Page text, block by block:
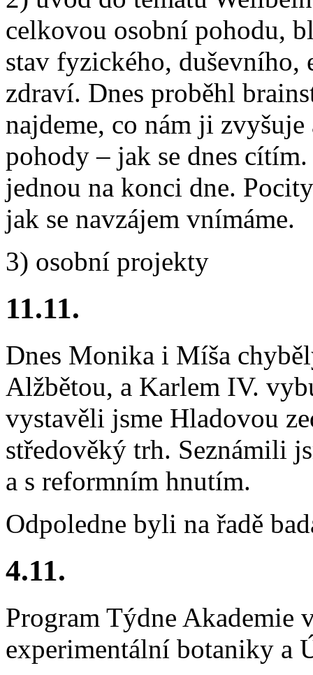
celkovou osobní pohodu,
stav fyzického, duševního,
zdraví. Dnes proběhl
najdeme, co nám ji
pohody – jak se dnes
jednou na konci dne.
jak se navzájem vnímáme.
3) osobní projekty
11.11.
Dnes Monika i Míša
Alžbětou, a Karlem IV.
vystavěli jsme Hladovou
středověký trh. Seznámili
a s reformním hnutím.
Odpoledne byli na řadě
4.11.
Program Týdne Akademie
experimentální botaniky a